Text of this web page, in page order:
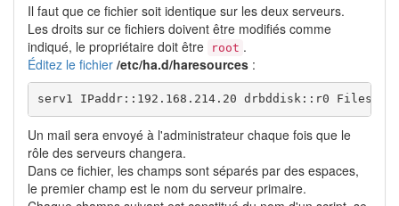
Il faut que ce fichier soit identique sur les deux serveurs.
Les droits sur ce fichiers doivent être modifiés comme
indiqué, le propriétaire doit être
root .
Éditez le fichier /etc/ha.d/haresources :
serv1 IPaddr::192.168.214.20 drbddisk::r0
Un mail sera envoyé à l'administrateur chaque fois que le
rôle des serveurs changera.
Dans ce fichier, les champs sont séparés par des espaces,
le premier champ est le nom du serveur primaire.